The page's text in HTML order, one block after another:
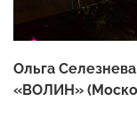
Ольга
«ВОЛИН»